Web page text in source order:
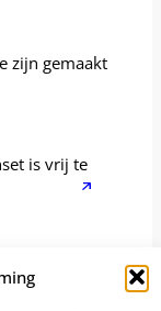
zijn gemaakt
is vrij te